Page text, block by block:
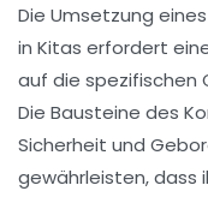
Die Umsetzung
in Kitas erfordert
auf die
Die Bausteine des
Sicherheit und
gewährleisten, dass